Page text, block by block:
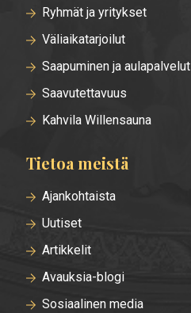
Ryhmät ja yritykset
Väliaikatarjoilut
Saapuminen ja aulapalvelut
Saavutettavuus
Kahvila Willensauna
Tietoa meistä
Ajankohtaista
Uutiset
Artikkelit
Avauksia-blogi
Sosiaalinen media